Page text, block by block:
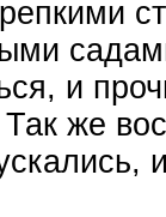
и
же